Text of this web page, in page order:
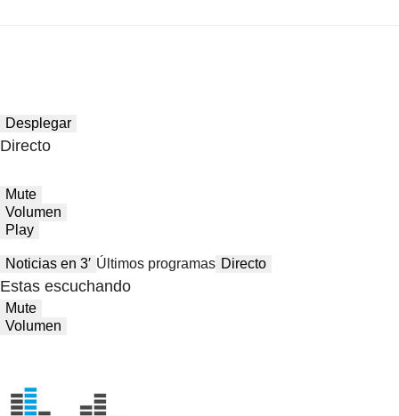
Desplegar
Directo
Mute
Volumen
Play
Noticias en 3′ Últimos programas Directo
Estas escuchando
Mute
Volumen